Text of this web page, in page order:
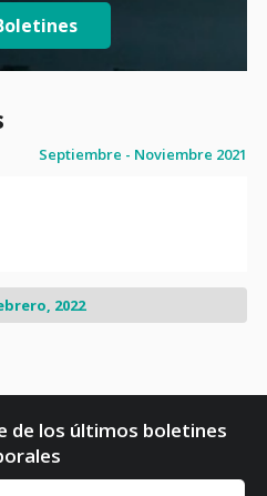
Septiembre - Noviembre 2021
2022
de los últimos boletines